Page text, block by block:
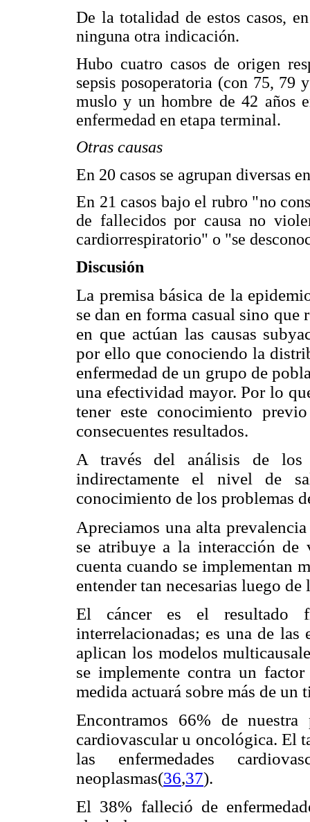
De la totalidad de estos casos,
ninguna otra indicación.
Hubo cuatro casos de origen
sepsis posoperatoria (con 75,
muslo y un hombre de 42 años
enfermedad en etapa terminal.
Otras causas
En 20 casos se agrupan diversas
En 21 casos bajo el rubro "no
de fallecidos por causa no
cardiorrespiratorio" o "se
Discusión
La premisa básica de la
se dan en forma casual sino que
en que actúan las causas
por ello que conociendo la
enfermedad de un grupo de
una efectividad mayor. Por lo
tener este conocimiento
consecuentes resultados.
A través del análisis de los
indirectamente el nivel de
conocimiento de los problemas
Apreciamos una alta
se atribuye a la interacción de
cuenta cuando se implementan
entender tan necesarias luego
El cáncer es el resultado
interrelacionadas; es una de las
aplican los modelos
se implemente contra un
medida actuará sobre más de un
Encontramos 66% de
cardiovascular u oncológica. El
las enfermedades
neoplasmas(36,37).
El 38% falleció de